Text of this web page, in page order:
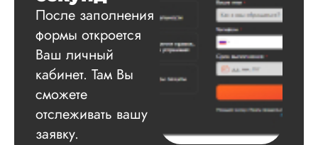
которые сам же и
провел. Спасибо
содействие, буду и
дальше заказывать
работы здесь.
После заполнения
формы откроется
Ваш личный
кабинет. Там Вы
сможете
отслеживать вашу
заявку.